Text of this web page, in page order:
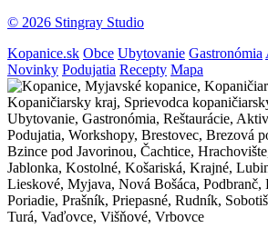
© 2026 Stingray Studio
Kopanice.sk Obce Ubytovanie Gastronómia
Novinky Podujatia Recepty Mapa